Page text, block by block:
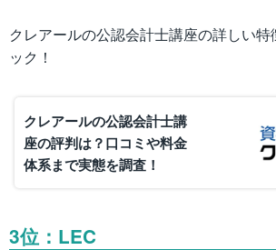
クレアールの公認会計士講座の詳しい特
ック！
クレアールの公認会計士講
座の評判は？口コミや料金
体系まで実態を調査！
3位：LEC